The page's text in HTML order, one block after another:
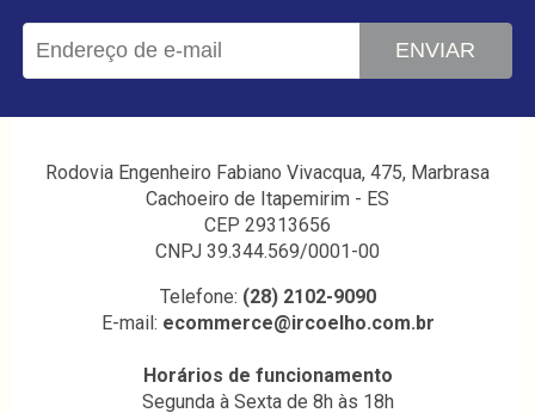
ENVIAR
Rodovia Engenheiro Fabiano Vivacqua, 475, Marbrasa
Cachoeiro de Itapemirim - ES
CEP 29313656
CNPJ 39.344.569/0001-00
Telefone: (28) 2102-9090
E-mail: ecommerce@ircoelho.com.br
Horários de funcionamento
Segunda à Sexta de 8h às 18h